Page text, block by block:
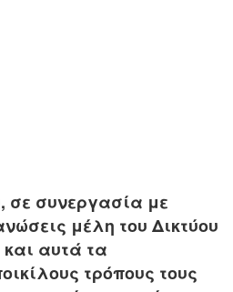
σε συνεργασία με
μέλη του Δικτύου
και αυτά τα
τρόπους τους